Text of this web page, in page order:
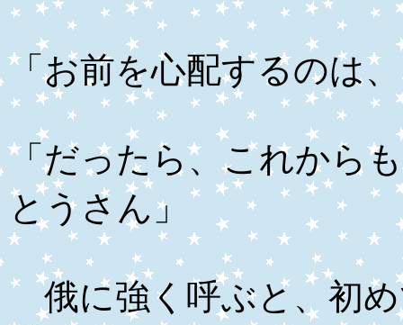
「お前を心配するのは
「だったら、これから
とうさん」
俄に強く呼ぶと、初め